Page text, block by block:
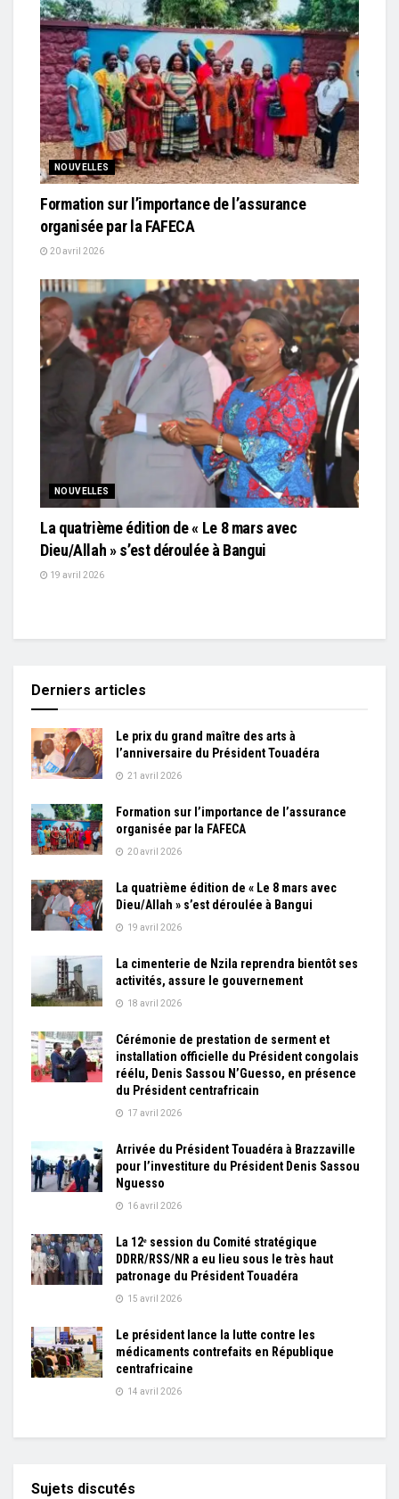
NOUVELLES
Formation sur l’importance de l’assurance
organisée par la FAFECA
20 avril 2026
NOUVELLES
La quatrième édition de « Le 8 mars avec
Dieu/Allah » s’est déroulée à Bangui
19 avril 2026
Derniers articles
Le prix du grand maître des arts à
l’anniversaire du Président Touadéra
21 avril 2026
Formation sur l’importance de l’assurance
organisée par la FAFECA
20 avril 2026
La quatrième édition de « Le 8 mars avec
Dieu/Allah » s’est déroulée à Bangui
19 avril 2026
La cimenterie de Nzila reprendra bientôt ses
activités, assure le gouvernement
18 avril 2026
Cérémonie de prestation de serment et
installation officielle du Président congolais
réélu, Denis Sassou N’Guesso, en présence
du Président centrafricain
17 avril 2026
Arrivée du Président Touadéra à Brazzaville
pour l’investiture du Président Denis Sassou
Nguesso
16 avril 2026
La 12ᵉ session du Comité stratégique
DDRR/RSS/NR a eu lieu sous le très haut
patronage du Président Touadéra
15 avril 2026
Le président lance la lutte contre les
médicaments contrefaits en République
centrafricaine
14 avril 2026
Sujets discutés